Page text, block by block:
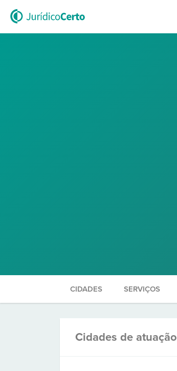
CIDADES SERVIÇOS
Cidades de atuação